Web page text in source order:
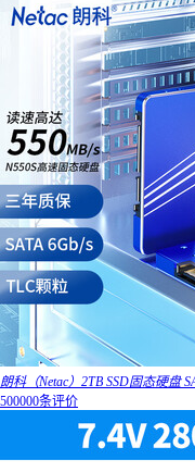
朗科（Netac）2TB SSD固态硬盘
500000条评价